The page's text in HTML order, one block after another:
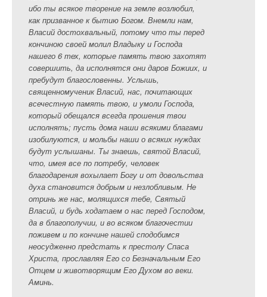
ибо ты всякое творение на земле возлюбил,
как призванное к бытию Богом. Внемли нам,
Власий достохвальный, потому что ты перед
кончиною своей молил Владыку и Господа
нашего 6 тех, которые память твою захотят
совершить, да исполнятся они даров Божиих, и
пребудут благословенны. Услышь,
священномученик Власий, нас, почитающих
всечестную память твою, и умоли Господа,
который обещался всегда прошения твои
исполнять; пусть дома наши всякими благами
изобилуются, и мольбы наши о всяких нуждах
будут услышаны. Ты знаешь, святой Власий,
что, имея все по потребу, человек
благодарения вохылает Богу и от довольства
духа становится добрым и незлобливым. Не
отринь же нас, молящихся тебе, Святый
Власий, и будь ходатаем о нас перед Господом,
да в благополучии, и во всяком благочестии
поживем и по кончине нашей сподобимся
неосудженно предстать к престолу Спаса
Христа, прославляя Его со Безначальным Его
Отцем и животворящим Его Духом во веки.
Аминь.